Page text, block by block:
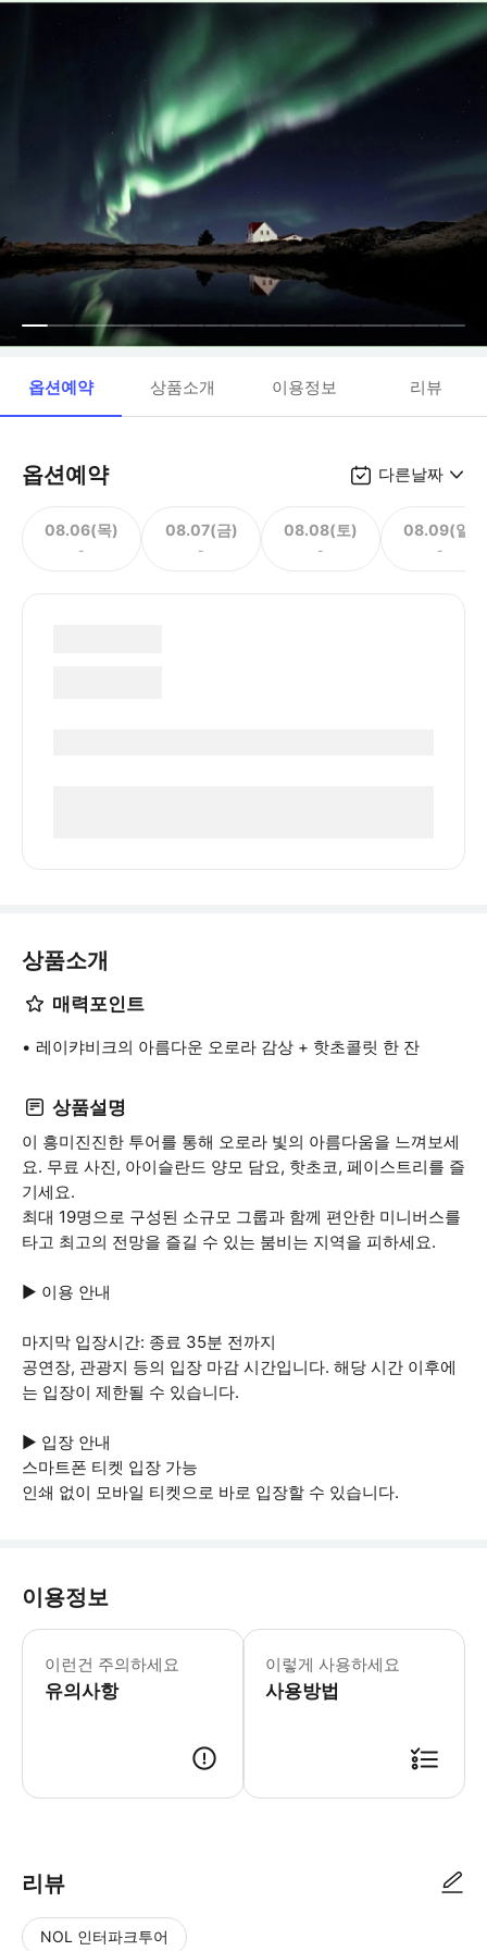
옵션예약 상품소개 이용정보 리뷰
옵션예약 다른날짜
08.06(목)
-
08.07(금)
-
08.08(토)
-
08.09(일)
-
상품소개
매력포인트
레이캬비크의 아름다운 오로라 감상 + 핫초콜릿 한 잔
상품설명
이 흥미진진한 투어를 통해 오로라 빛의 아름다움을 느껴보세
요. 무료 사진, 아이슬란드 양모 담요, 핫초코, 페이스트리를 즐
기세요.
최대 19명으로 구성된 소규모 그룹과 함께 편안한 미니버스를
타고 최고의 전망을 즐길 수 있는 붐비는 지역을 피하세요.
▶ 이용 안내
마지막 입장시간: 종료 35분 전까지
공연장, 관광지 등의 입장 마감 시간입니다. 해당 시간 이후에
는 입장이 제한될 수 있습니다.
▶ 입장 안내
스마트폰 티켓 입장 가능
인쇄 없이 모바일 티켓으로 바로 입장할 수 있습니다.
이용정보
이런건 주의하세요
유의사항
▶ 꼭 알아두세요 * 최고의 가이드와
이렇게 사용하세요
사용방법
리뷰
NOL 인터파크투어